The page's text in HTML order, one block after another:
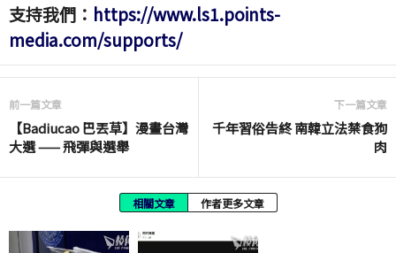
支持我們： https://www.ls1.points-
media.com/supports/
前一篇文章
【Badiucao 巴丟草】漫畫台灣
大選 —— 飛彈與選舉
下一篇文章
千年習俗告終 南韓立法禁食狗
肉
相關文章 作者更多文章